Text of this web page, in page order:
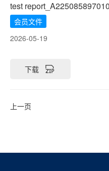
test
会员文件
2026-05-19
下载
上一页